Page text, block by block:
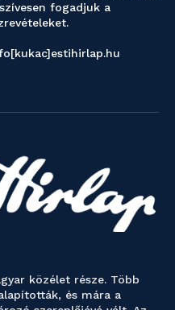
fogadjuk a
közélet része. Több
és mára a